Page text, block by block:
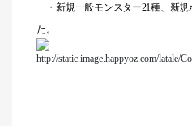
・新規一般モンスター21種、新
た。